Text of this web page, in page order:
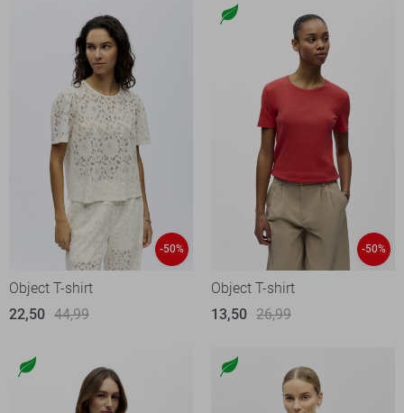
-50%
Object T-shirt
22,50 44,99
-50%
Object T-shirt
13,50 26,99